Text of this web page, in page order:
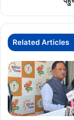
द्वार
:
CM
साय
Related Articles